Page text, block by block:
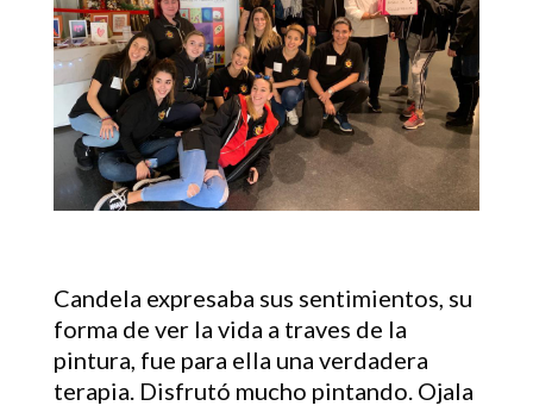
Candela expresaba sus sentimientos, su
forma de ver la vida a traves de la
pintura, fue para ella una verdadera
terapia. Disfrutó mucho pintando. Ojala